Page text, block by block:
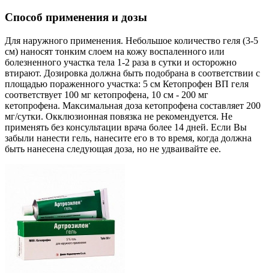
Способ применения и дозы
Для наружного применения. Небольшое количество геля (3-5
см) наносят тонким слоем на кожу воспаленного или
болезненного участка тела 1-2 раза в сутки и осторожно
втирают. Дозировка должна быть подобрана в соответствии с
площадью пораженного участка: 5 см Кетопрофен ВП геля
соответствует 100 мг кетопрофена, 10 см - 200 мг
кетопрофена. Максимальная доза кетопрофена составляет 200
мг/сутки. Окклюзионная повязка не рекомендуется. Не
применять без консультации врача более 14 дней. Если Вы
забыли нанести гель, нанесите его в то время, когда должна
быть нанесена следующая доза, но не удваивайте ее.